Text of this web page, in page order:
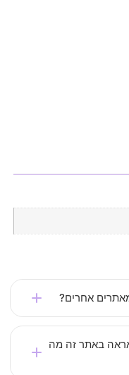
אחרים?
לנו. אנחנו
ונוחים
באתר זה מה